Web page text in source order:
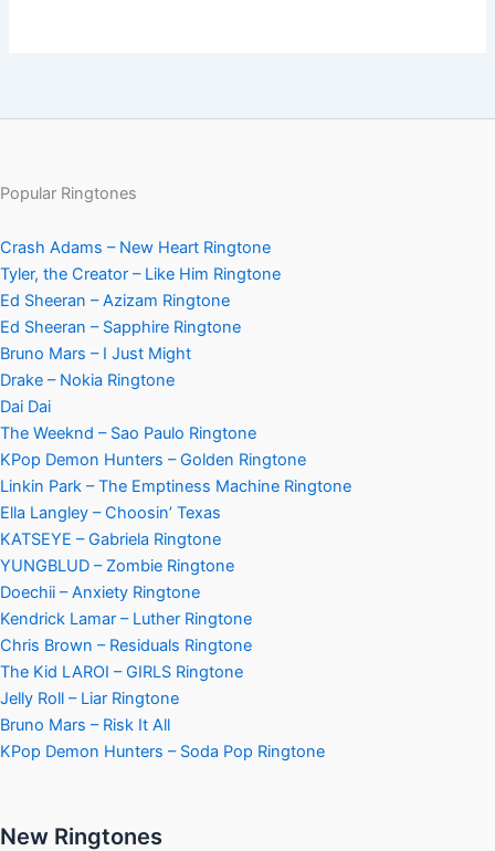
Popular Ringtones
Crash Adams – New Heart Ringtone
Tyler, the Creator – Like Him Ringtone
Ed Sheeran – Azizam Ringtone
Ed Sheeran – Sapphire Ringtone
Bruno Mars – I Just Might
Drake – Nokia Ringtone
Dai Dai
The Weeknd – Sao Paulo Ringtone
KPop Demon Hunters – Golden Ringtone
Linkin Park – The Emptiness Machine Ringtone
Ella Langley – Choosin’ Texas
KATSEYE – Gabriela Ringtone
YUNGBLUD – Zombie Ringtone
Doechii – Anxiety Ringtone
Kendrick Lamar – Luther Ringtone
Chris Brown – Residuals Ringtone
The Kid LAROI – GIRLS Ringtone
Jelly Roll – Liar Ringtone
Bruno Mars – Risk It All
KPop Demon Hunters – Soda Pop Ringtone
New Ringtones